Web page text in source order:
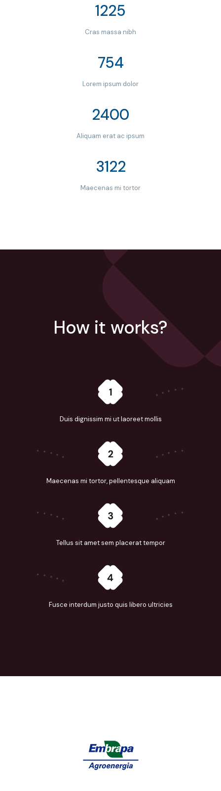
1225
Cras massa nibh
754
Lorem ipsum dolor
2400
Aliquam erat ac ipsum
3122
Maecenas mi tortor
How it works?
Duis dignissim mi ut laoreet mollis
Maecenas mi tortor, pellentesque aliquam
Tellus sit amet sem placerat tempor
Fusce interdum justo quis libero ultricies